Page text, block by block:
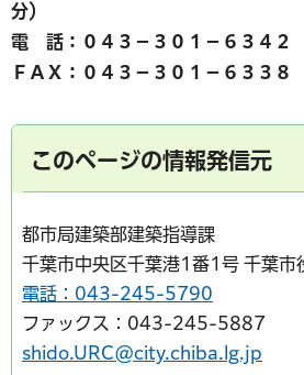
分）
電 話：０４３－３０１－６３４２
ＦＡＸ：０４３－３０１－６３３８
このページの情報発信元
都市局建築部建築指導課
千葉市中央区千葉港1番1号 千葉市
電話：043-245-5790
ファックス：043-245-5887
shido.URC@city.chiba.lg.jp